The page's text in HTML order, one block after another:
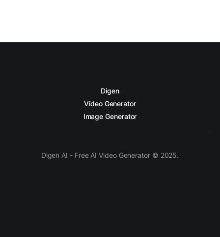
Digen
Video Generator
Image Generator
Digen AI - Free AI Video Generator © 2025.